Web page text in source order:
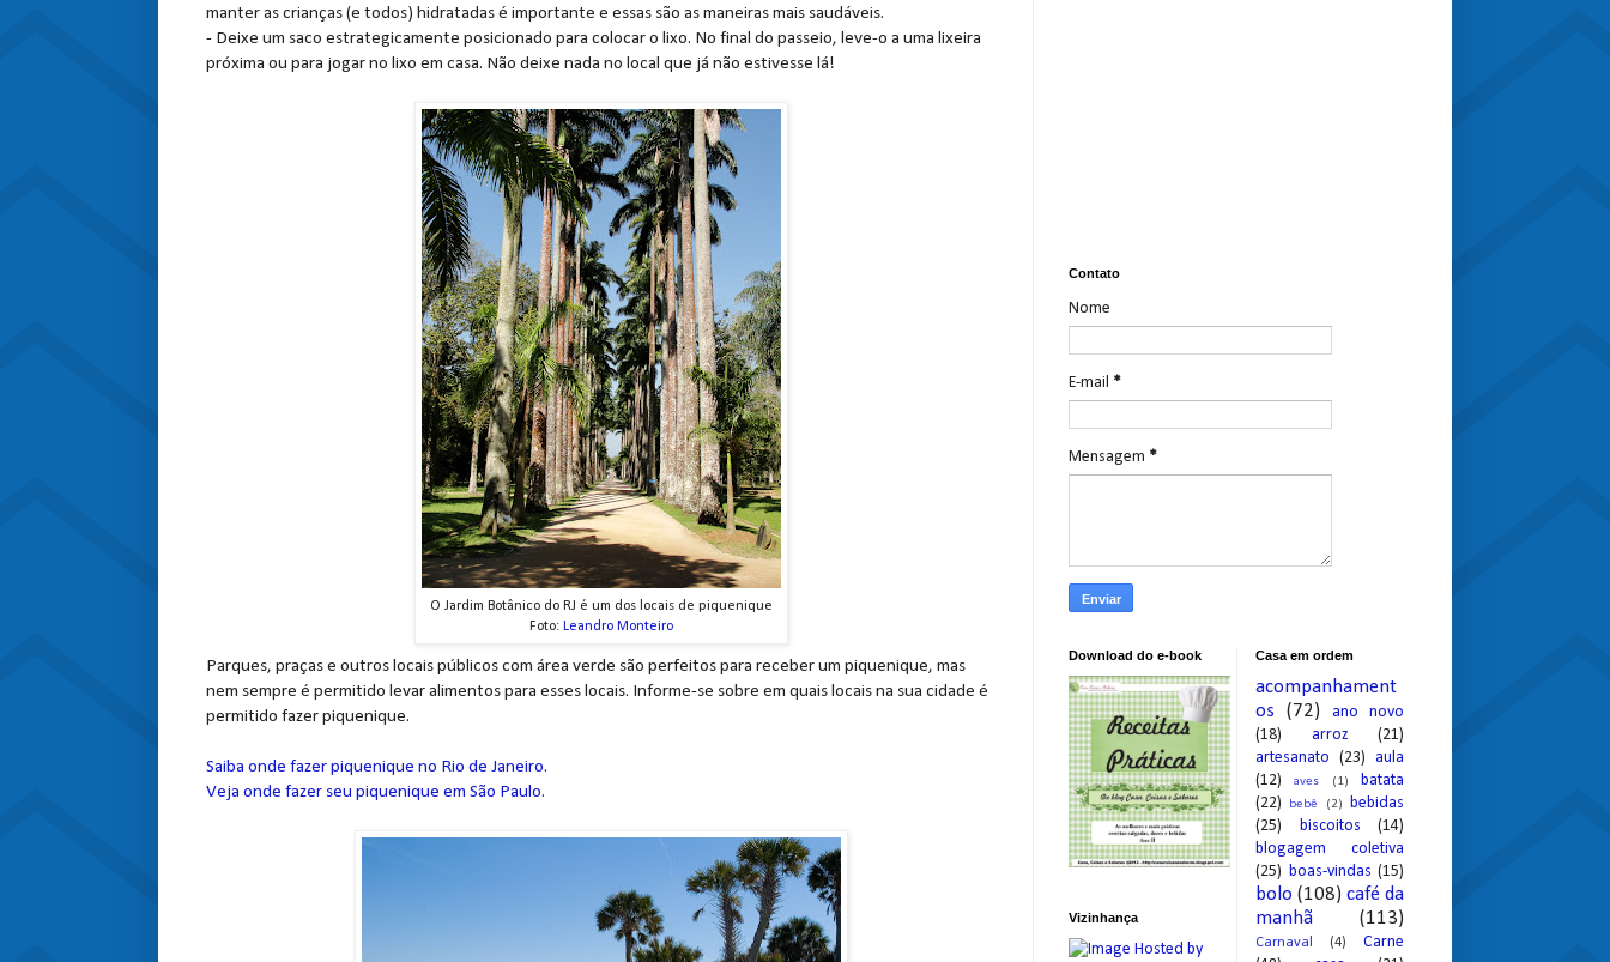
manter as crianças (e todos) hidratadas é importante e essas são as maneiras mais saudáveis.
- Deixe um saco estrategicamente posicionado para colocar o lixo. No final do passeio, leve-o a uma lixeira
próxima ou para jogar no lixo em casa. Não deixe nada no local que já não estivesse lá!
O Jardim Botânico do RJ é um dos locais de piquenique
Foto: Leandro Monteiro
Parques, praças e outros locais públicos com área verde são perfeitos para receber um piquenique, mas
nem sempre é permitido levar alimentos para esses locais. Informe-se sobre em quais locais na sua cidade é
permitido fazer piquenique.
Saiba onde fazer piquenique no Rio de Janeiro.
Veja onde fazer seu piquenique em São Paulo.
Contato
Nome
E-mail *
Mensagem *
Download do e-book
Vizinhança
Casa em ordem
acompanhament
os
(72)
ano novo
(18)
arroz
(21)
artesanato (23) aula
(12)
aves (1)
batata
(22)
bebê (2)
bebidas
(25)
biscoitos
(14)
blogagem coletiva
(25) boas-vindas (15)
bolo (108) café da
manhã
(113)
Carnaval (4)
Carne